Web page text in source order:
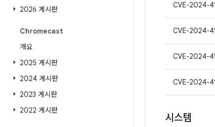
2026 게시판
Chromecast
개요
2025 게시판
2024 게시판
2023 게시판
2022 게시판
CVE-2024-
CVE-2024-
CVE-2024-
CVE-2024-
시스템